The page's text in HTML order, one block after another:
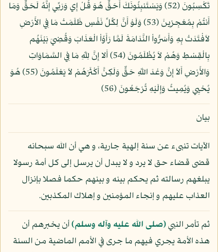
تَكْسِبُونَ (52) وَيَسْتَنبِئُونَكَ أَحَقٌّ هُوَ قُلْ إِي وَرَبِّي إِنَّهُ لَحَقٌّ وَمَا
أَنتُمْ بِمُعْجِزِينَ (53) وَلَوْ أَنَّ لِكُلِّ نَفْسٍ ظَلَمَتْ مَا فِي الأَرْضِ
لاَفْتَدَتْ بِهِ وَأَسَرُّواْ النَّدَامَةَ لَمَّا رَأَوُاْ الْعَذَابَ وَقُضِيَ بَيْنَهُم
بِالْقِسْطِ وَهُمْ لاَ يُظْلَمُونَ (54) أَلا إِنَّ لِلّهِ مَا فِي السَّمَاوَاتِ
وَالأَرْضِ أَلاَ إِنَّ وَعْدَ اللّهِ حَقٌّ وَلَكِنَّ أَكْثَرَهُمْ لاَ يَعْلَمُونَ (55) هُوَ
يُحْيِي وَيُمِيتُ وَإِلَيْهِ تُرْجَعُونَ (56)
بيان
الآيات تنبىء عن سنة إلهية جارية، و هي أن الله سبحانه
قضى قضاء حق لا يرد و لا يبدل أن يرسل إلى كل أمة رسولا
يبلغهم رسالته ثم يحكم بينه و بينهم حكما فصلا بإنزال
العذاب عليهم و إنجاء المؤمنين و إهلاك المكذبين.
ثم تأمر النبي(صلى الله عليه وآله وسلم)أن يخبرهم أن
هذه الأمة يجري فيهم ما جرى في الأمم الماضية من السنة